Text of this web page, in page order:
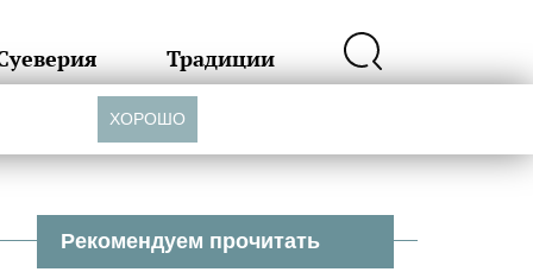
Традиции
Рекомендуем прочитать
ХОРОШО